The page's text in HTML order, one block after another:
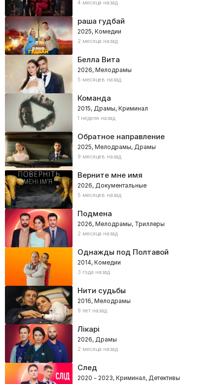
4 месяца назад
раша гудбай
2025, Комедии
2 месяца назад
Белла Вита
2026, Мелодрамы
5 месяцев назад
Команда
2015, Драмы, Криминал
1 неделя назад
Обратное направление
2025, Мелодрамы, Драмы
9 месяцев назад
Верните мне имя
2026, Документальные
5 месяцев назад
Подмена
2026, Мелодрамы, Триллеры
2 месяца назад
Однажды под Полтавой
2014, Комедии
3 года назад
Нити судьбы
2016, Мелодрамы
9 лет назад
Лікарі
2026, Драмы
2 месяца назад
След
2020 – 2023, Криминал, Детективы